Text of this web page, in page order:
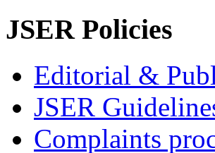
JSER Policies
Editorial &
JSER
Complaints